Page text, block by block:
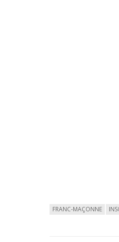
FRANC-MAÇONNE